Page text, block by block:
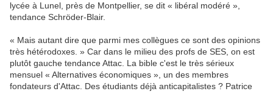
lycée à Lunel, près de Montpellier, se dit « libéral modéré »,
tendance Schröder-Blair.
« Mais autant dire que parmi mes collègues ce sont des opinions
très hétérodoxes. » Car dans le milieu des profs de SES, on est
plutôt gauche tendance Attac. La bible c'est le très sérieux
mensuel « Alternatives économiques », un des membres
fondateurs d'Attac. Des étudiants déjà anticapitalistes ? Patrice